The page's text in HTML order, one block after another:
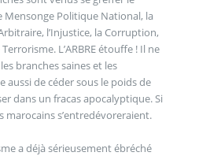
Mensonge Politique National, la
l’Injustice, la Corruption,
L’ARBRE étouffe ! Il ne
branches saines et les
aussi de céder sous le poids de
dans un fracas apocalyptique. Si
marocains s’entredévoreraient.
a déjà sérieusement ébréché